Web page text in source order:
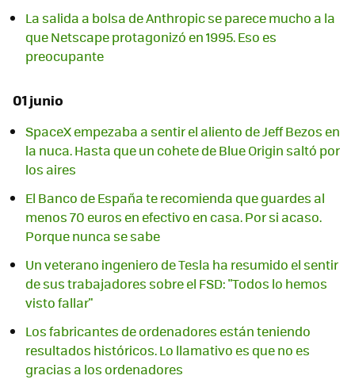
La salida a bolsa de Anthropic se parece mucho a la
que Netscape protagonizó en 1995. Eso es
preocupante
01 junio
SpaceX empezaba a sentir el aliento de Jeff Bezos en
la nuca. Hasta que un cohete de Blue Origin saltó por
los aires
El Banco de España te recomienda que guardes al
menos 70 euros en efectivo en casa. Por si acaso.
Porque nunca se sabe
Un veterano ingeniero de Tesla ha resumido el sentir
de sus trabajadores sobre el FSD: "Todos lo hemos
visto fallar"
Los fabricantes de ordenadores están teniendo
resultados históricos. Lo llamativo es que no es
gracias a los ordenadores